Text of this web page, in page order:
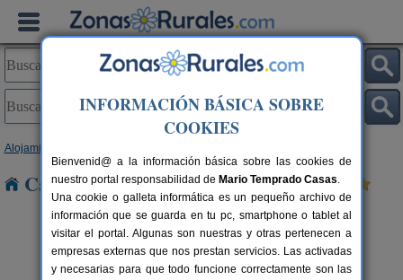
Alojamientos
Casas Rurales cerca de Fulleda
INFORMACIÓN BÁSICA SOBRE
COOKIES
Bienvenid@ a la información básica sobre las cookies de
nuestro portal responsabilidad de Mario Temprado Casas.
Una cookie o galleta informática es un pequeño archivo de
información que se guarda en tu pc, smartphone o tablet al
visitar el portal. Algunas son nuestras y otras pertenecen a
empresas externas que nos prestan servicios. Las activadas
y necesarias para que todo funcione correctamente son las